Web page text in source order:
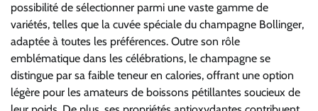
possibilité de sélectionner parmi une vaste gamme de
variétés, telles que la cuvée spéciale du champagne Bollinger,
adaptée à toutes les préférences. Outre son rôle
emblématique dans les célébrations, le champagne se
distingue par sa faible teneur en calories, offrant une option
légère pour les amateurs de boissons pétillantes soucieux de